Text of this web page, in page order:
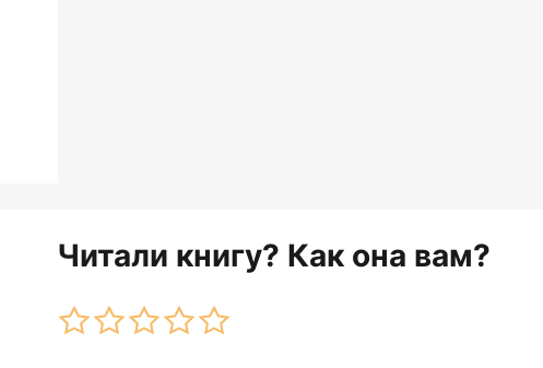
Читали книгу? Как она вам?